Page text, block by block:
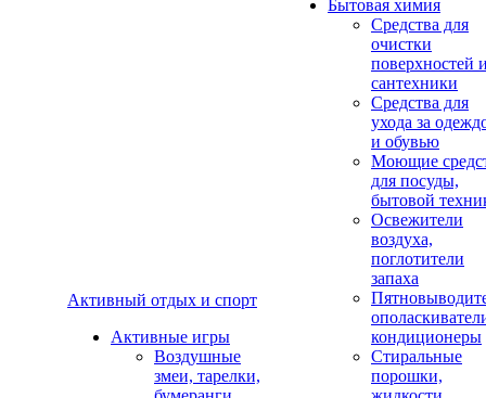
Активный отдых и спорт
Активные игры
Воздушные
змеи, тарелки,
Бытовая химия
Средства для
очистки
поверхностей
сантехники
Средства для
ухода за
и обувью
Моющие
для посуды,
бытовой
Освежители
воздуха,
поглотители
запаха
кондиционеры
Стиральные
порошки,